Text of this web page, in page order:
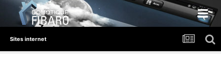
Sites internet